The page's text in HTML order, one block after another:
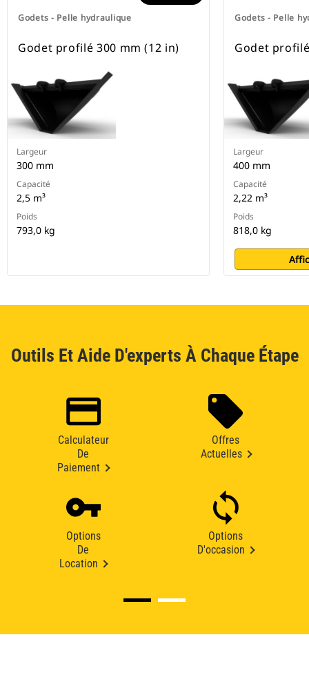
Godets - Pelle hydraulique
Godet profilé 300 mm (12 in)
Largeur
300 mm
Capacité
2,5 m³
Poids
793,0 kg
Godets - Pelle
Godet
Largeur
400 mm
Capacité
2,22 m³
Poids
818,0 kg
Outils Et Aide D'experts À Chaque Étape
Calculateur
De
Paiement
Offres
Actuelles
Options
De
Location
Options
D'occasion